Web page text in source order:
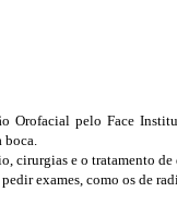
Orofacial pelo Face
boca.
cirurgias e o tratamento de
exames, como os de